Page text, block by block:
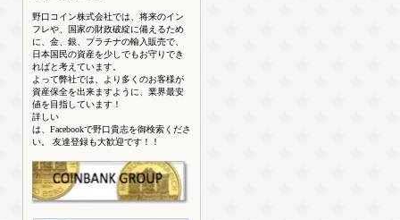
野口コイン株式会社では、将来のイン
フレや、国家の財政破綻に備えるため
に、金、銀、プラチナの輸入販売で、
日本国民の資産を少しでもお守りでき
ればと考えています。
よって弊社では、より多くのお客様が
資産保全を出来ますように、業界最安
値を目指しています！
詳しい
は、Facebookで野口貴志を御検索くださ
い。 友達登録も大歓迎です！！